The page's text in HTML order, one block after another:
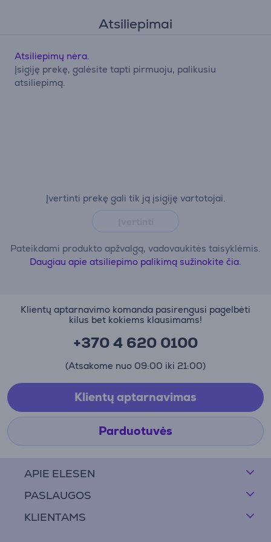
Atsiliepimai
Įvertinti prekę gali tik ją įsigiję vartotojai.
Pateikdami produkto apžvalgą, vadovaukitės taisyklėmis.
Daugiau apie atsiliepimo palikimą sužinokite čia.
Atsiliepimų nėra.
Įsigiję prekę, galėsite tapti pirmuoju, palikusiu
atsiliepimą.
APIE ELESEN
PASLAUGOS
KLIENTAMS
Klientų aptarnavimo komanda pasirengusi pagelbėti
kilus bet kokiems klausimams!
+370 4 620 0100
(Atsakome nuo 09:00 iki 21:00)
Klientų aptarnavimas
Parduotuvės